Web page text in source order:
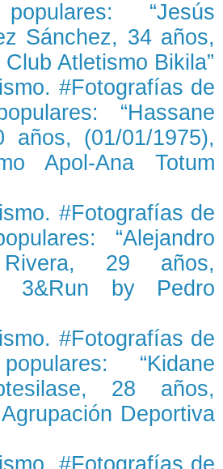
“Jesús
Sánchez, 34 años,
Atletismo Bikila”
#Fotografías de
“Hassane
años, (01/01/1975),
Apol-Ana Totum
#Fotografías de
“Alejandro
Rivera, 29 años,
3&Run by Pedro
#Fotografías de
“Kidane
28 años,
Deportiva
#Fotografías de